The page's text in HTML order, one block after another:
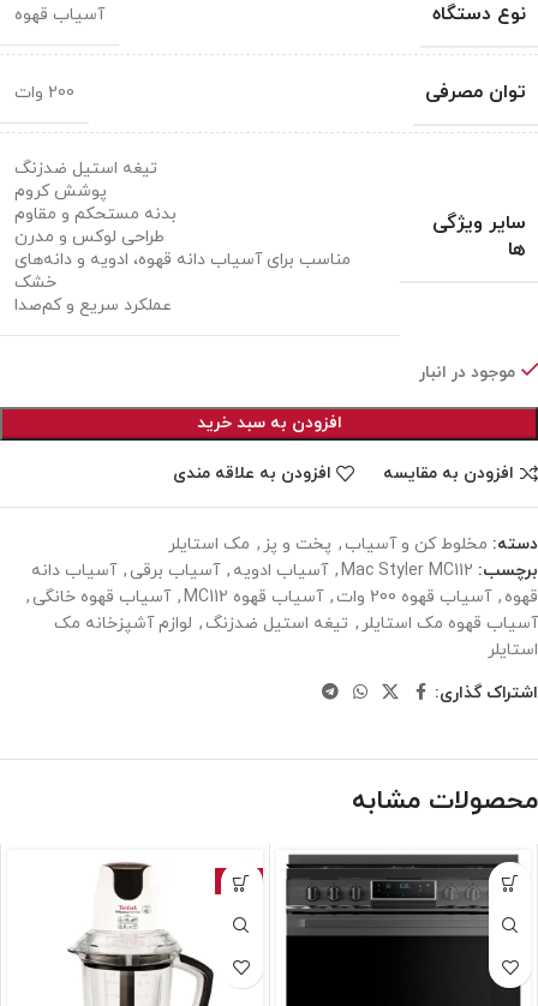
نوع دستگاه آسیاب قهوه
توان مصرفی 200 وات
سایر ویژگی
ها
تیغه استیل ضدزنگ
پوشش کروم
بدنه مستحکم و مقاوم
طراحی لوکس و مدرن
مناسب برای آسیاب دانه قهوه، ادویه و دانه‌های
خشک
عملکرد سریع و کم‌صدا
موجود در انبار
افزودن به سبد خرید
افزودن به مقایسه افزودن به علاقه مندی
دسته: مخلوط کن و آسیاب , پخت و پز , مک استایلر
برچسب: Mac Styler MC112
, آسیاب ادویه , آسیاب برقی , آسیاب دانه
قهوه , آسیاب قهوه 200 وات , آسیاب قهوه MC112 , آسیاب قهوه خانگی ,
آسیاب قهوه مک استایلر , تیغه استیل ضدزنگ , لوازم آشپزخانه مک
استایلر
اشتراک گذاری:
محصولات مشابه
-5%